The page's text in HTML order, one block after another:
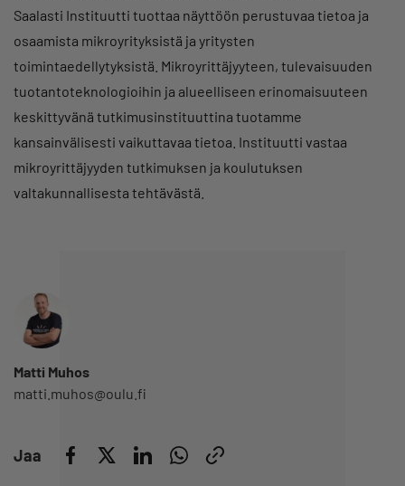
Saalasti Instituutti tuottaa näyttöön perustuvaa tietoa ja
osaamista mikroyrityksistä ja yritysten
toimintaedellytyksistä. Mikroyrittäjyyteen, tulevaisuuden
tuotantoteknologioihin ja alueelliseen erinomaisuuteen
keskittyvänä tutkimusinstituuttina tuotamme
kansainvälisesti vaikuttavaa tietoa. Instituutti vastaa
mikroyrittäjyyden tutkimuksen ja koulutuksen
valtakunnallisesta tehtävästä.
Matti Muhos
matti.muhos@oulu.fi
Jaa